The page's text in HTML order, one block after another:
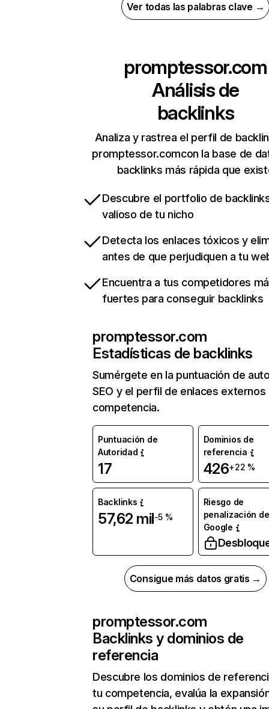
Ver todas las palabras clave →
promptessor.com
Análisis de
backlinks
Analiza y rastrea el perfil de
promptessor.comcon la base de
backlinks más rápida que
Descubre el portfolio de
valioso de tu nicho
Detecta los enlaces tóxicos y
antes de que perjudiquen a tu
Encuentra a tus competidores
fuertes para conseguir backlinks
promptessor.com
Estadísticas de backlinks
Sumérgete en la puntuación de
SEO y el perfil de enlaces externos
competencia.
Puntuación de
Autoridad
17
Dominios de
referencia
426+22 %
Backlinks
57,62 mil-5 %
Riesgo de
penalización de
Google
Consigue más datos gratis →
promptessor.com
Backlinks y dominios de
referencia
Descubre los dominios de
tu competencia, evalúa la